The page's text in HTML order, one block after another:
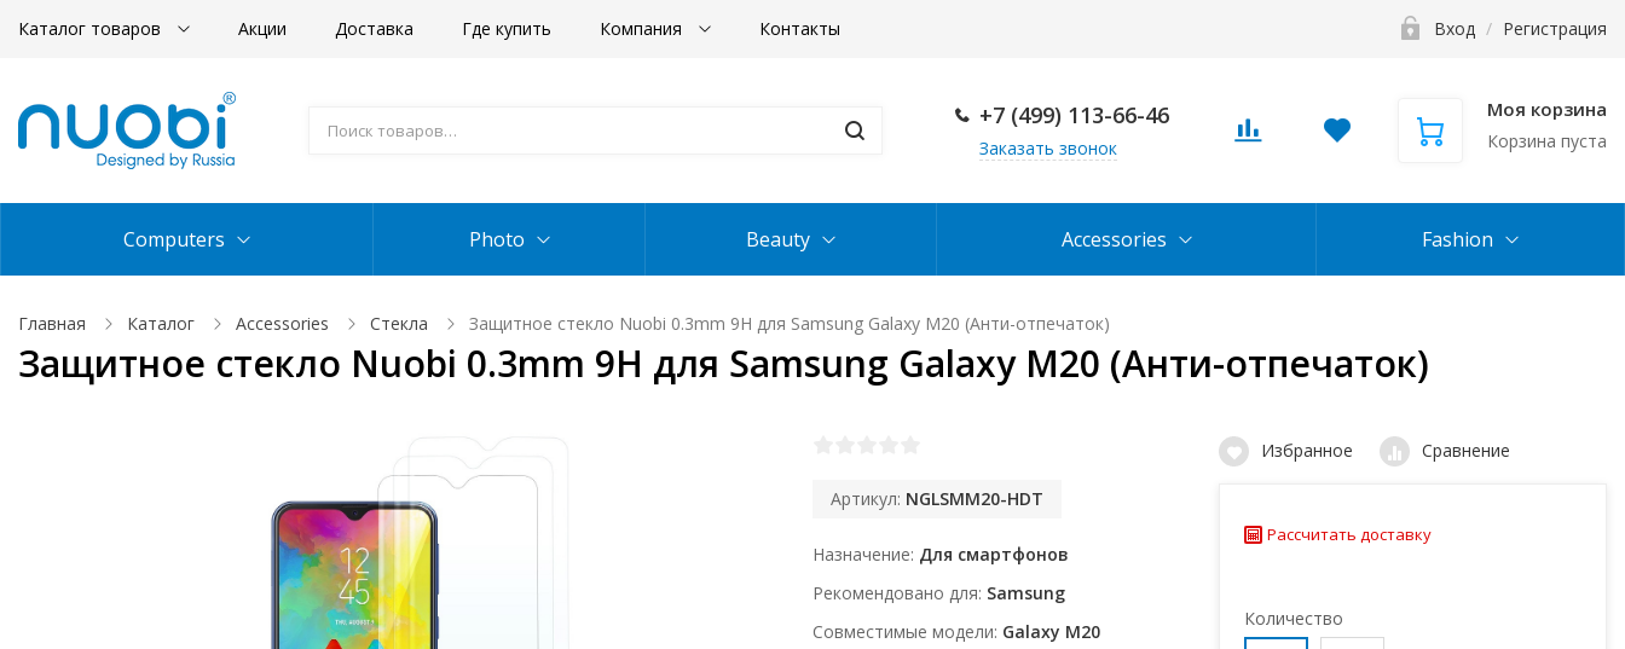
Каталог товаров Акции Доставка Где купить Компания Контакты Вход / Регистрация
+7 (499) 113-66-46
Заказать звонок
Моя корзина
Корзина пуста
Computers Photo Beauty Accessories Fashion
Главная Каталог Accessories Стекла Защитное стекло Nuobi 0.3mm 9H для Samsung Galaxy M20 (Анти-отпечаток)
Защитное стекло Nuobi 0.3mm 9H для Samsung Galaxy M20 (Анти-отпечаток)
Артикул: NGLSMM20-HDT
Назначение Для смартфонов
Рекомендовано для Samsung
Совместимые модели Galaxy M20
Избранное Сравнение
Рассчитать доставку
Количество